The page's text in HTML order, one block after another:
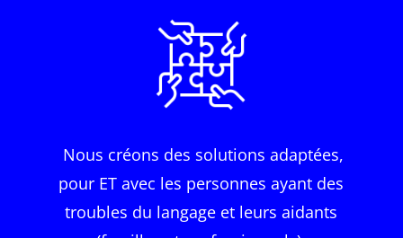
Nous créons des solutions adaptées,
pour ET avec les personnes ayant des
troubles du langage et leurs aidants